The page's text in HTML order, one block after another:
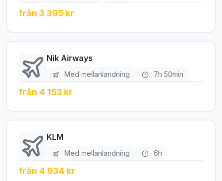
från 3 395 kr
Nik Airways
Med mellanlandning 7h 50min
från 4 153 kr
KLM
Med mellanlandning 6h
från 4 934 kr